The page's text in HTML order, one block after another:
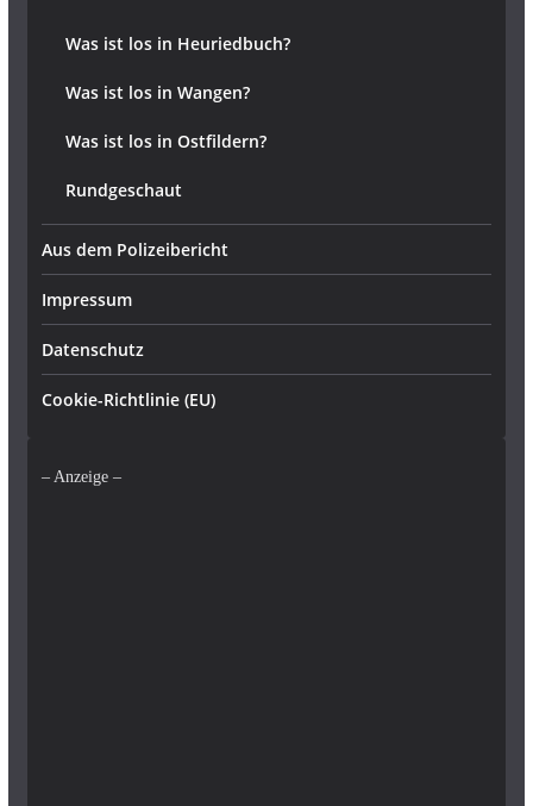
Was ist los in Heuriedbuch?
Was ist los in Wangen?
Was ist los in Ostfildern?
Rundgeschaut
Aus dem Polizeibericht
Impressum
Datenschutz
Cookie-Richtlinie (EU)
– Anzeige –